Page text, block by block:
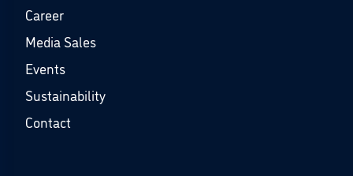
Career
Media Sales
Events
Sustainability
Contact